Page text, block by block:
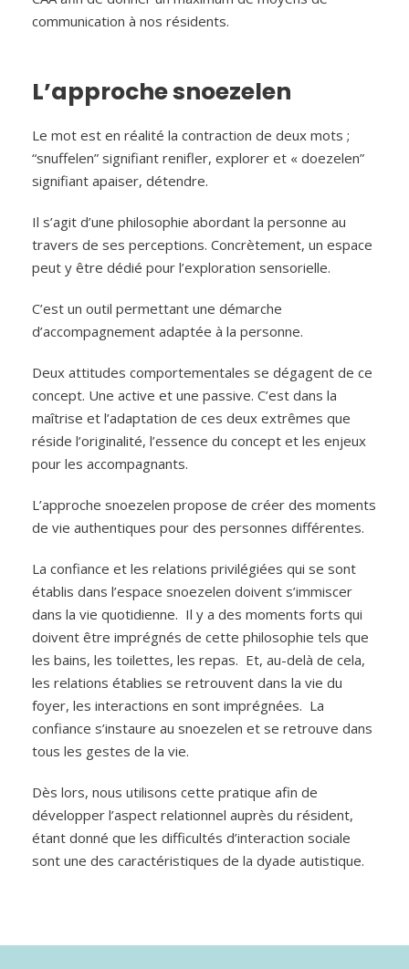
communication à nos résidents.
L’approche snoezelen
Le mot est en réalité la contraction de deux mots ;
“snuffelen” signifiant renifler, explorer et « doezelen”
signifiant apaiser, détendre.
Il s’agit d’une philosophie abordant la personne au
travers de ses perceptions. Concrètement, un espace
peut y être dédié pour l’exploration sensorielle.
C’est un outil permettant une démarche
d’accompagnement adaptée à la personne.
Deux attitudes comportementales se dégagent de ce
concept. Une active et une passive. C’est dans la
maîtrise et l’adaptation de ces deux extrêmes que
réside l’originalité, l’essence du concept et les enjeux
pour les accompagnants.
L’approche snoezelen propose de créer des moments
de vie authentiques pour des personnes différentes.
La confiance et les relations privilégiées qui se sont
établis dans l’espace snoezelen doivent s’immiscer
dans la vie quotidienne. Il y a des moments forts qui
doivent être imprégnés de cette philosophie tels que
les bains, les toilettes, les repas. Et, au-delà de cela,
les relations établies se retrouvent dans la vie du
foyer, les interactions en sont imprégnées. La
confiance s’instaure au snoezelen et se retrouve dans
tous les gestes de la vie.
Dès lors, nous utilisons cette pratique afin de
développer l’aspect relationnel auprès du résident,
étant donné que les difficultés d’interaction sociale
sont une des caractéristiques de la dyade autistique.